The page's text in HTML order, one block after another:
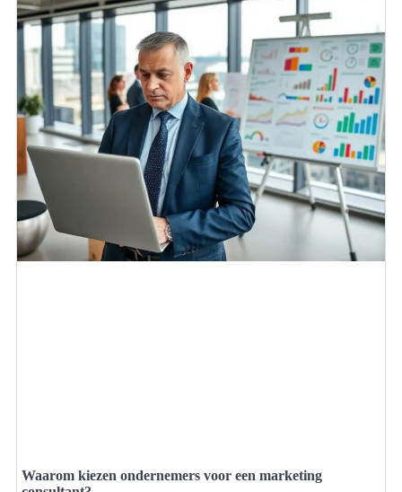
Waarom kiezen ondernemers voor een marketing